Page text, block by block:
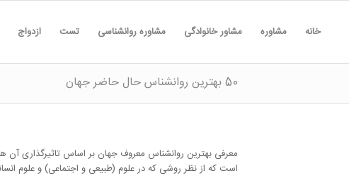
خانه مشاوره مشاور خانوادگی مشاوره روانشناسی تست ازدواج
50 بهترین روانشناس حال حاضر جهان
معرفی بهترین روانشناس معروف جهان بر اساس تاثیرگذاری آن
است که از نظر روشی که در علوم (طبیعی و اجتماعی) و علوم